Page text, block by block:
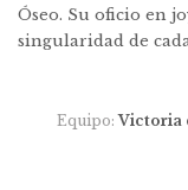
Óseo. Su oficio en
singularidad de
Equipo:Victoria